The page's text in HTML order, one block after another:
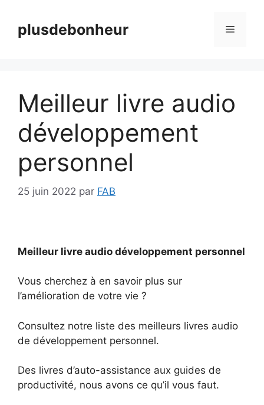
contenuplusdebonheur Menu
Meilleur livre audio
développement
personnel
25 juin 2022 par FAB
Meilleur livre audio développement personnel
Vous cherchez à en savoir plus sur
l’amélioration de votre vie ?
Consultez notre liste des meilleurs livres audio
de développement personnel.
Des livres d’auto-assistance aux guides de
productivité, nous avons ce qu’il vous faut.